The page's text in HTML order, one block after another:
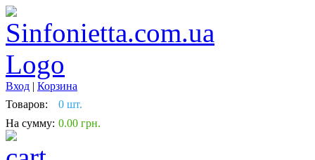
Вход | Корзина
Товаров:
0 шт.
На сумму: 0.00 грн.